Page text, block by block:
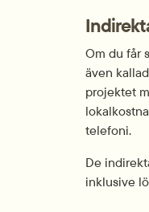
Om du får
även
projektet
telefoni.
De
inklusive